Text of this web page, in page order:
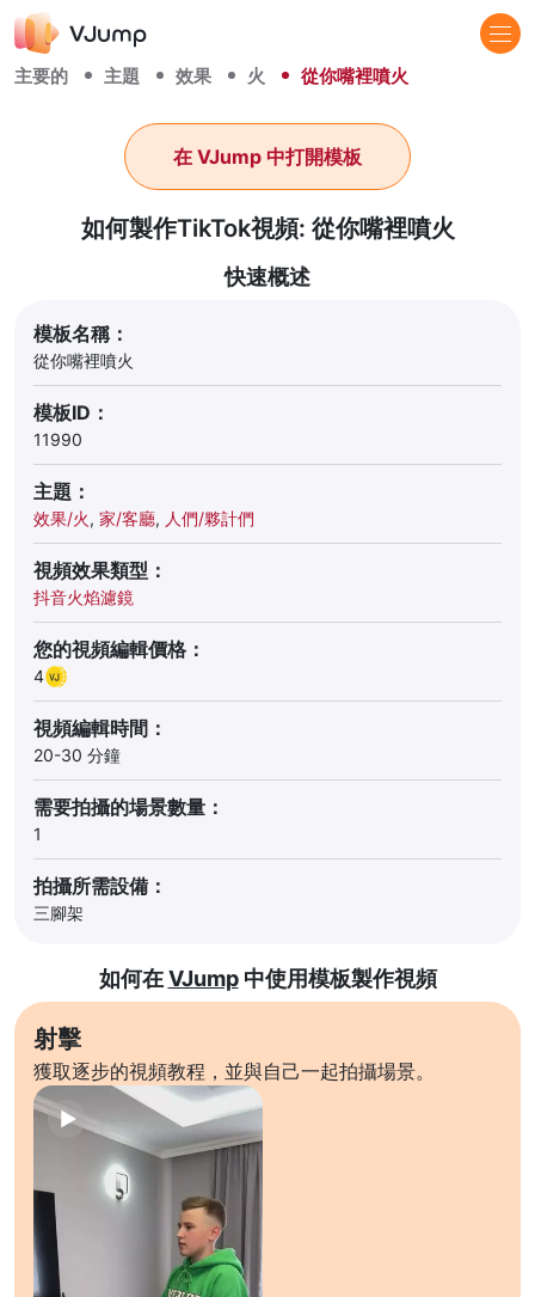
主要的 主題 效果 火 從你嘴裡噴火
如何製作TikTok視頻: 從你嘴裡噴火
在 VJump 中打開模板
快速概述
模板名稱：
從你嘴裡噴火
模板ID：
11990
主題：
效果/火, 家/客廳, 人們/夥計們
視頻效果類型：
抖音火焰濾鏡
您的視頻編輯價格：
4
視頻編輯時間：
20-30 分鐘
需要拍攝的場景數量：
1
拍攝所需設備：
三腳架
如何在VJump中使用模板製作視頻
射擊
獲取逐步的視頻教程，並與自己一起拍攝場景。